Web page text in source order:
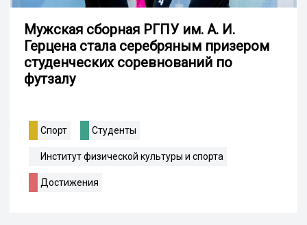
Мужская сборная РГПУ им. А. И.
Герцена стала серебряным призером
студенческих соревнований по
футзалу
Спорт Студенты
Институт физической культуры и спорта
Достижения